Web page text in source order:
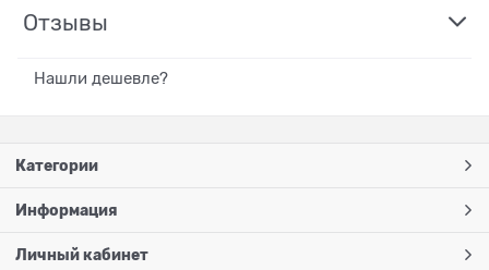
Отзывы
Нашли дешевле?
Категории
Информация
Личный кабинет